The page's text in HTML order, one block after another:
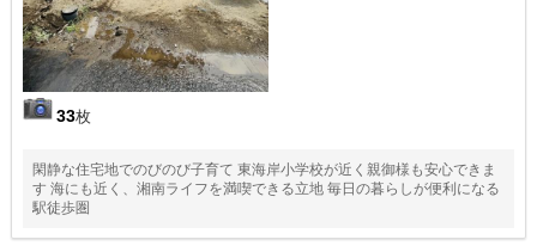
33枚
閑静な住宅地でのびのび子育て 東海岸小学校が近く親御様も安心できま
す 海にも近く、湘南ライフを満喫できる立地 毎日の暮らしが便利になる
駅徒歩圏